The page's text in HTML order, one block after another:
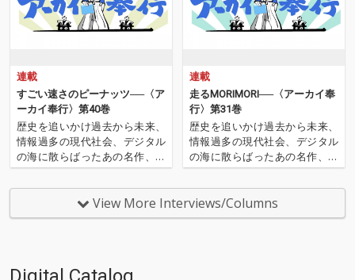
連載
すごい速さのピーナッツ──〈ア
ーカイ奉行〉第40巻
歴史を追いかけ過去から未来、
情報過多の現代社会、デジタル
の海に散らばったあの名作、こ
の名作たちをひとつにまとめる
仕事人…!〈アーカイ奉行〉が今
日もデジタルの乱世を治め
る…!'''〈アーカイ奉行〉と
連載
走るMORIMORI──〈アーカイ奉
行〉第31巻
歴史を追いかけ過去から未来、
情報過多の現代社会、デジタル
の海に散らばったあの名作、こ
の名作たちをひとつにまとめる
仕事人…!〈アーカイ奉行〉が今
日もデジタルの乱世を治め
る…!'''〈アーカイ奉行〉と
View More Interviews/Columns